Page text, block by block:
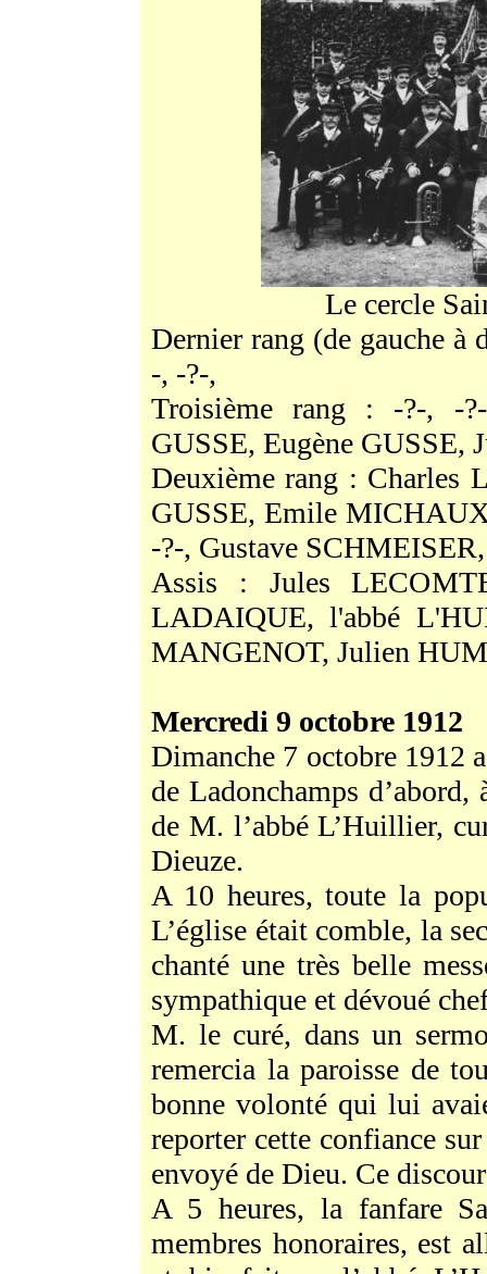
Le cercle
Dernier rang (de gauche
-, -?-,
Troisième rang : -?-, -
GUSSE, Eugène GUSSE,
Deuxième rang : Charles
GUSSE, Emile
-?-, Gustave
Assis : Jules
LADAIQUE, l'abbé
MANGENOT, Julien
Mercredi 9 octobre 1912
Dimanche 7 octobre 1912
de Ladonchamps d’abord,
de M. l’abbé L’Huillier,
Dieuze.
A 10 heures, toute la
L’église était comble, la
chanté une très belle
sympathique et dévoué
M. le curé, dans un
remercia la paroisse de
bonne volonté qui lui
reporter cette confiance
envoyé de Dieu. Ce
A 5 heures, la fanfare
membres honoraires, est